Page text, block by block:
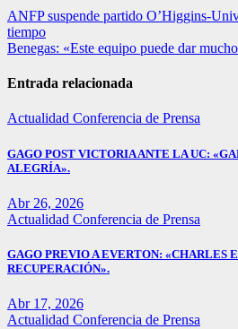
Navegación
de
ANFP suspende partido O’Higgins-
tiempo
Benegas: «Este equipo puede dar
Entrada relacionada
Actualidad Conferencia de Prensa
GAGO POST VICTORIA ANTE LA UC:
ALEGRÍA».
Abr 26, 2026
Actualidad Conferencia de Prensa
GAGO PREVIO A EVERTON: «CHARLES
RECUPERACIÓN».
Abr 17, 2026
Actualidad Conferencia de Prensa